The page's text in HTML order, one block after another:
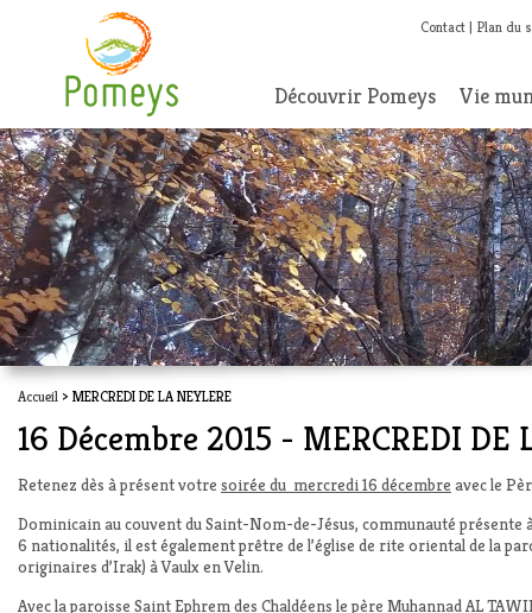
Contact Plan du
Découvrir Pomeys Vie
Accueil > MERCREDI DE LA NEYLERE
16 Décembre 2015 - MERCREDI DE
Retenez dès à présent votre soirée du mercredi 16 décembre avec le
Dominicain au couvent du Saint-Nom-de-Jésus, communauté présente
6 nationalités, il est égalementprêtre de l’église de rite oriental de la
originaires d’Irak) à Vaulx en Velin.
Avec la paroisse Saint Ephrem des Chaldéens le père Muhannad AL